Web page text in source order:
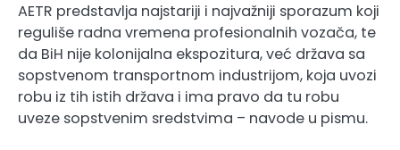
AETR predstavlja najstariji i najvažniji sporazum koji
reguliše radna vremena profesionalnih vozača, te
da BiH nije kolonijalna ekspozitura, već država sa
sopstvenom transportnom industrijom, koja uvozi
robu iz tih istih država i ima pravo da tu robu
uveze sopstvenim sredstvima – navode u pismu.